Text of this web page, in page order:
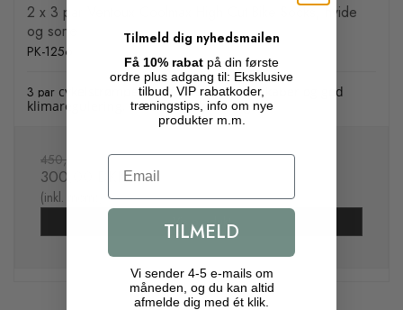
2 x 3 par Ventoux Coolmax High Cut Bike Socks, hvide
og sorte
PK-1256
3 par cykelstrømper med kølende egenskaber og god
klimaregulering. Ekstra høj skaftlængde
450,00 DKK
300,00 DKK
(inkl. moms)
Vis produkt
Tilmeld dig nyhedsmailen
Få 10% rabat på din første
ordre plus adgang til: Eksklusive
tilbud, VIP rabatkoder,
træningstips, info om nye
produkter m.m.
Email
TILMELD
Vi sender 4-5 e-mails om
måneden, og du kan altid
afmelde dig med ét klik.